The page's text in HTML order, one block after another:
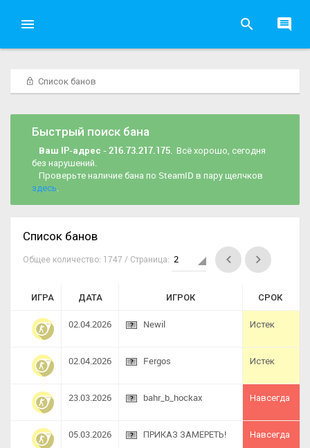
Список банов
Быстрый поиск бана
Ваш IP-адрес - 216.73.217.175. Всё хорошо, сегодня
без нарушений.
Проверьте наличие бана по SteamID в пару щелчков
здесь.
Список банов
Общее количество: 1747 / Страница:
ИГРА ДАТА ИГРОК СРОК
02.04.2026 Newil Истек
02.04.2026 Fergos Истек
23.03.2026 bahr_b_hockax Навсегда
05.03.2026 ПРИКАЗ ЗАМЕРЕТЬ! Навсегда